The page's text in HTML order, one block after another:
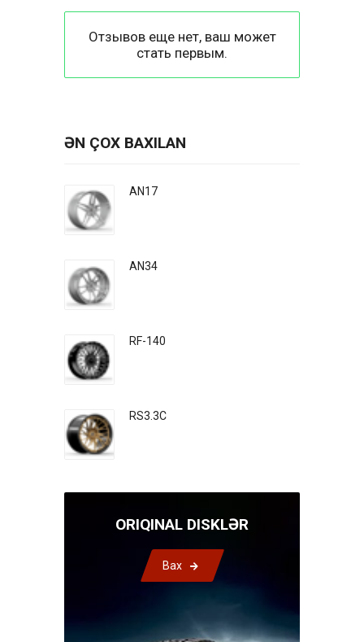
Отзывов еще нет, ваш может
стать первым.
ƏN ÇOX BAXILAN
AN17
AN34
RF-140
RS3.3C
ORIQINAL DISKLƏR
Bax